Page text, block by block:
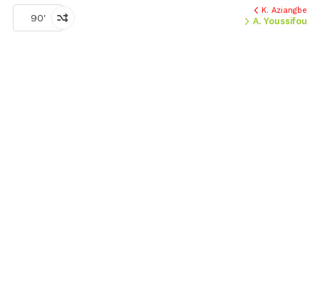
90'
K. Aziangbe
A. Youssifou